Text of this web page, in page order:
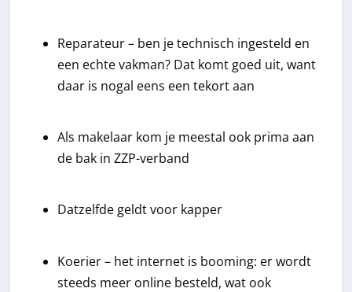
Reparateur – ben je technisch ingesteld en
een echte vakman? Dat komt goed uit, want
daar is nogal eens een tekort aan
Als makelaar kom je meestal ook prima aan
de bak in ZZP-verband
Datzelfde geldt voor kapper
Koerier – het internet is booming: er wordt
steeds meer online besteld, wat ook